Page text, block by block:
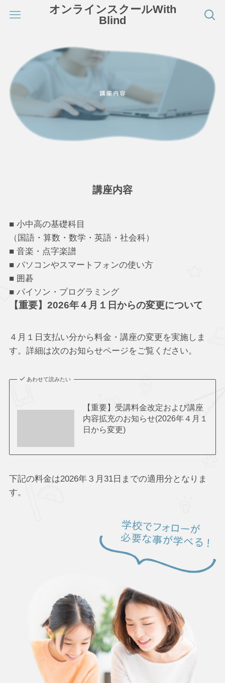
オンラインスクールWith
Blind
講座内容
■ 小中高の基礎科目
（国語・算数・数学・英語・社会科）
■ 音楽・点字楽譜
■ パソコンやスマートフォンの使い方
■ 囲碁
■ パイソン・プログラミング
【重要】2026年４月１日からの変更について
４月１日支払い分から料金・講座の変更を実施しま
す。詳細は次のお知らせページをご覧ください。
あわせて読みたい
【重要】受講料金改定および講座
内容拡充のお知らせ(2026年４月１
日から変更)
下記の料金は2026年３月31日までの適用分となりま
す。